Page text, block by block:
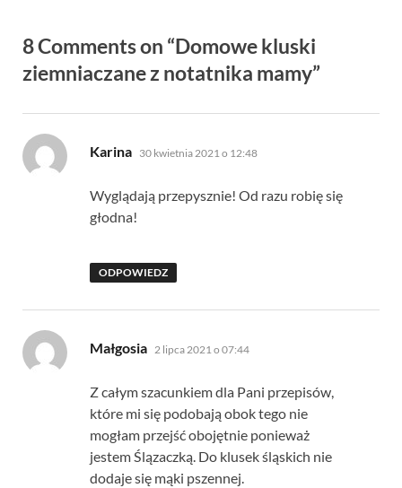
8 Comments on “Domowe kluski
ziemniaczane z notatnika mamy”
Karina pisze:
30 kwietnia 2021 o 12:48
Wyglądają przepysznie! Od razu robię się
głodna!
ODPOWIEDZ
Małgosia pisze:
2 lipca 2021 o 07:44
Z całym szacunkiem dla Pani przepisów,
które mi się podobają obok tego nie
mogłam przejść obojętnie ponieważ
jestem Ślązaczką. Do klusek śląskich nie
dodaje się mąki pszennej.